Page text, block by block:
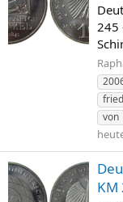
245
von
KM